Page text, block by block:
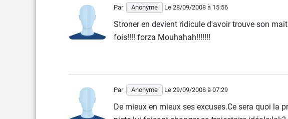
Par Anonyme Le 28/09/2008 à 15:56
Stroner en devient ridicule d'avoir trouve son
fois!!!! forza Mouhahah!!!!!!!
Par Anonyme Le 29/09/2008 à 07:29
De mieux en mieux ses excuses.Ce sera quoi la